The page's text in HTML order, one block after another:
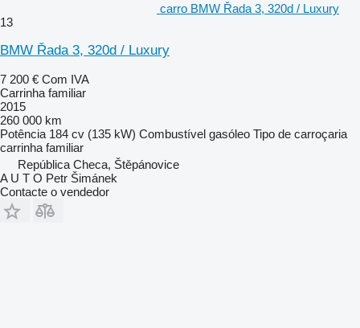
carro BMW Řada 3, 320d / Luxury
13
BMW Řada 3, 320d / Luxury
7 200 € Com IVA
Carrinha familiar
2015
260 000 km
Potência 184 cv (135 kW) Combustível gasóleo Tipo de carroçaria
carrinha familiar
República Checa, Štěpánovice
A U T O Petr Šimánek
Contacte o vendedor